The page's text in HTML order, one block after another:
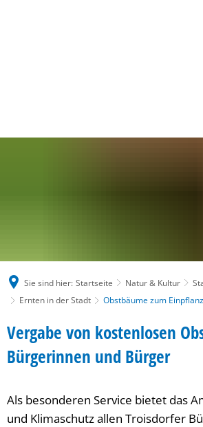
Sie sind hier: Startseite Natur & Kultur
Ernten in der Stadt
Obstbäume zum
Obstbäume
zum
Vergabe von kostenlosen
Bürgerinnen und Bürger
Als besonderen Service bietet das
und Klimaschutz allen Troisdorfer